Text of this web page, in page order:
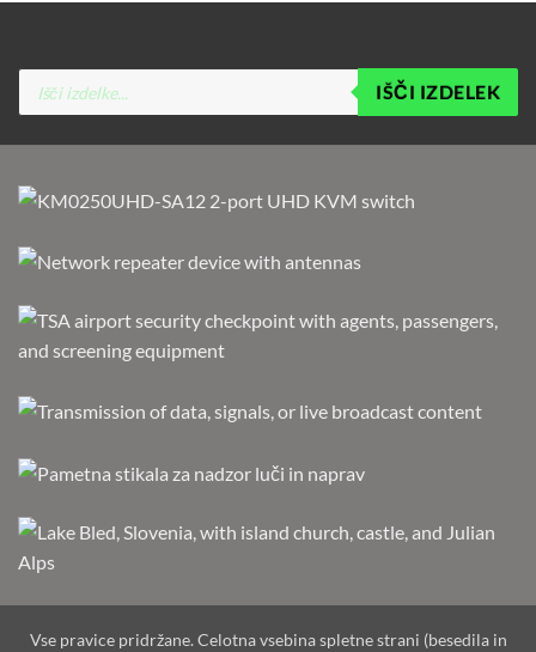
Products
search
IŠČI IZDELEK
Vse pravice pridržane. Celotna vsebina spletne strani (besedila in